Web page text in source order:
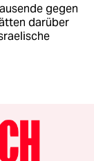
gegen
darüber